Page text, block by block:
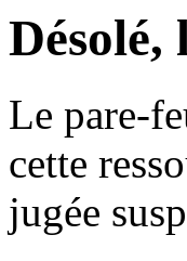
Désolé,
Le pare-
cette
jugée